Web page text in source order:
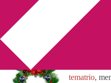
Tematrio –
byAnnika
tematrio,